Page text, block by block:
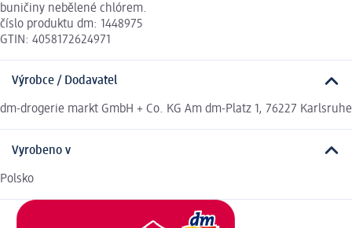
buničiny nebělené chlórem.
číslo produktu dm: 1448975
GTIN: 4058172624971
Výrobce / Dodavatel
dm-drogerie markt GmbH + Co. KG Am dm-Platz 1, 76227 Karlsruhe
Vyrobeno v
Polsko